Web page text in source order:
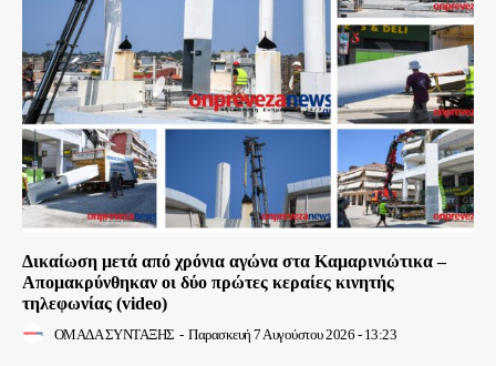
Δικαίωση μετά από χρόνια αγώνα στα Καμαρινιώτικα –
Απομακρύνθηκαν οι δύο πρώτες κεραίες κινητής
τηλεφωνίας (video)
ΟΜΑΔΑ ΣΥΝΤΑΞΗΣ - Παρασκευή 7 Αυγούστου 2026 - 13:23